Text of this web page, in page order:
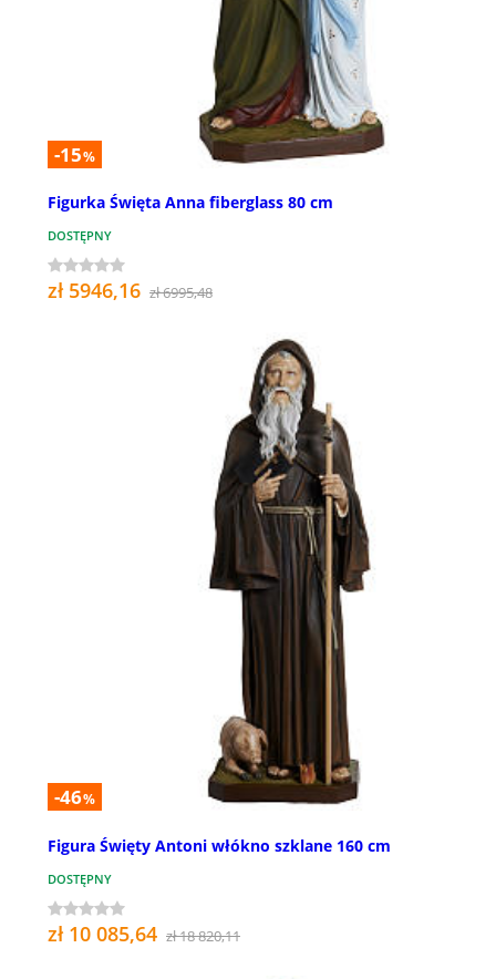
-15%
Figurka Święta Anna fiberglass 80 cm
DOSTĘPNY
zł 5946,16 zł 6995,48
-46%
Figura Święty Antoni włókno szklane 160 cm
DOSTĘPNY
zł 10 085,64 zł 18 820,11